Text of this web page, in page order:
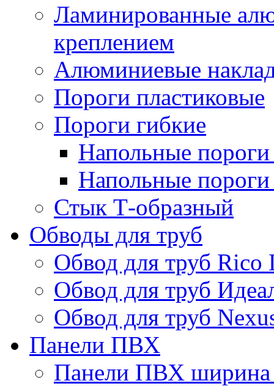
Ламинированные
креплением
Алюминиевые
Пороги пластиковые
Пороги гибкие
Напольные
Напольные
Стык Т-образный
Обводы для труб
Обвод для труб Rico
Обвод для труб
Обвод для труб
Панели ПВХ
Панели ПВХ ширина